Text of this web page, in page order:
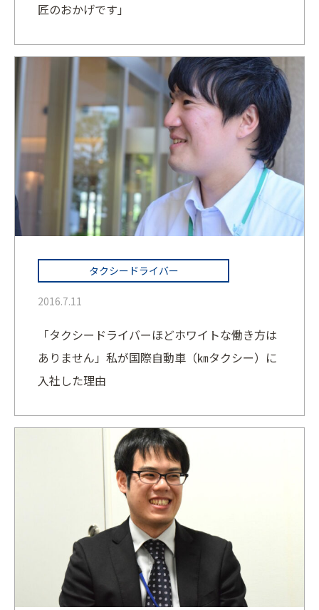
匠のおかげです」
タクシードライバー
2016.7.11
「タクシードライバーほどホワイトな働き方は
ありません」私が国際自動車（㎞タクシー）に
入社した理由